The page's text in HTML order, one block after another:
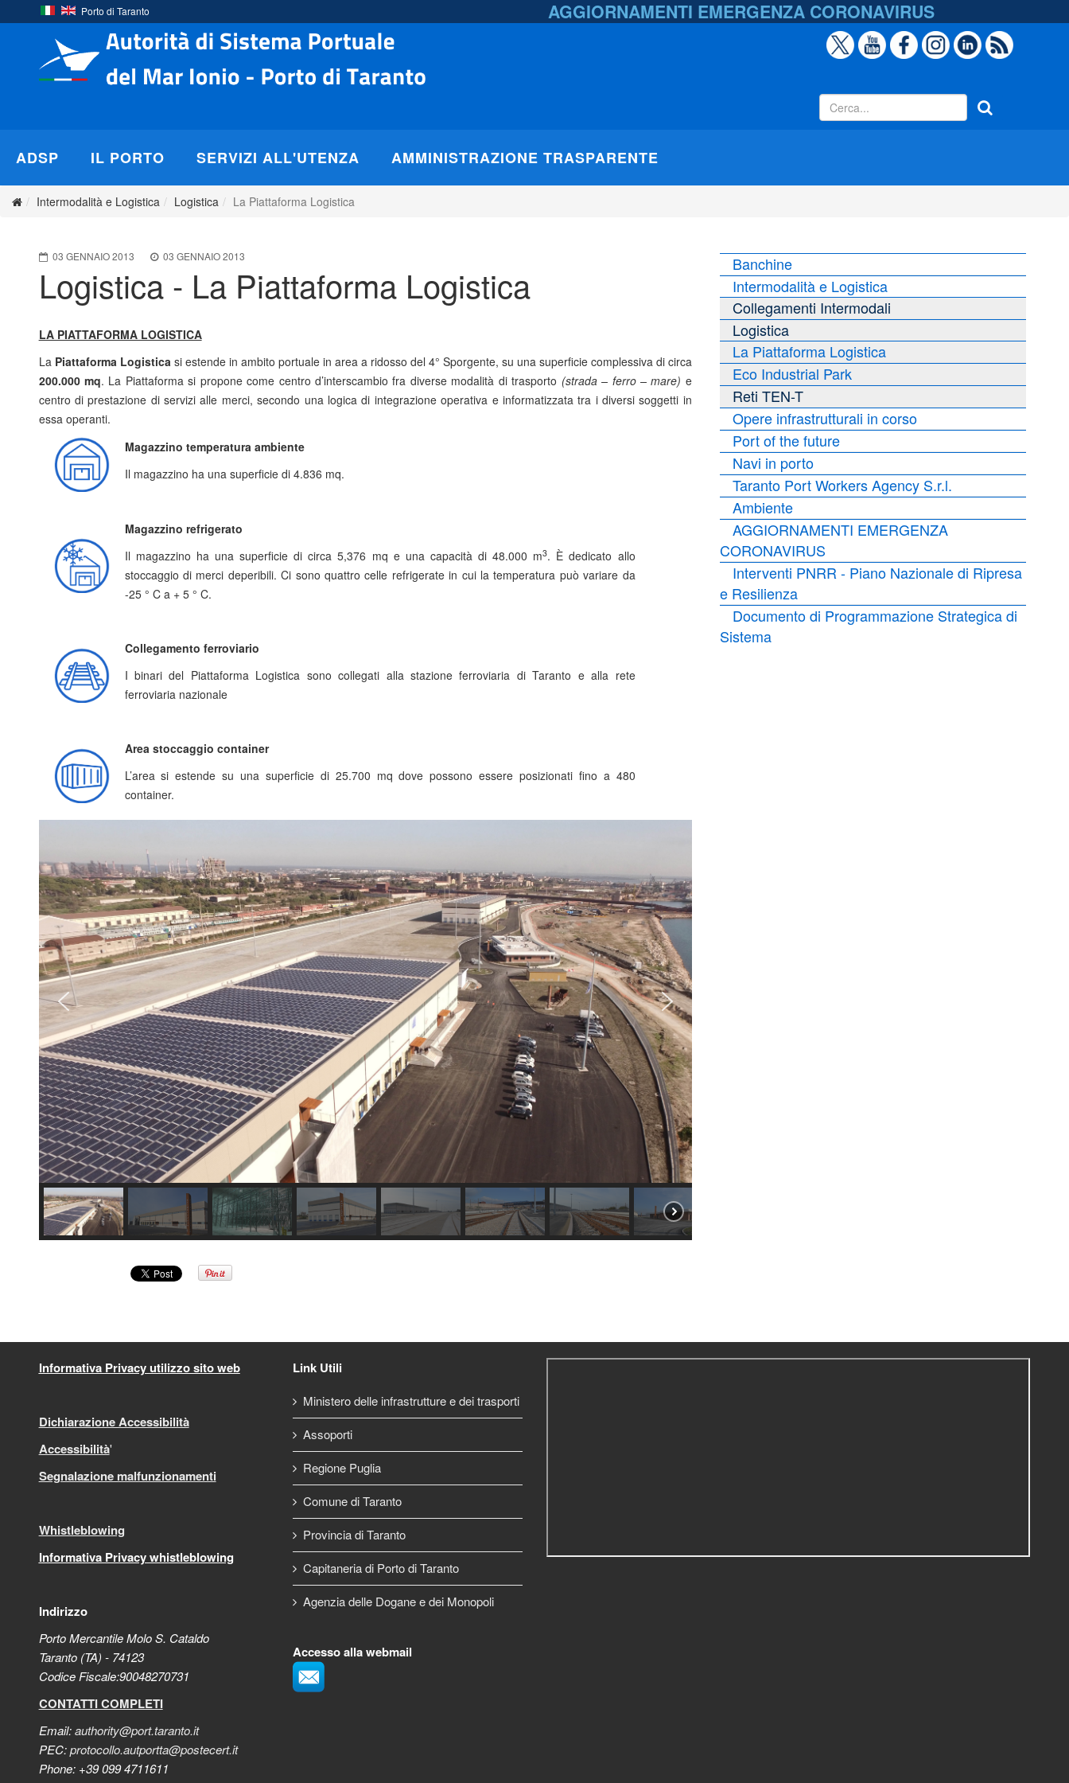
Porto di Taranto AGGIORNAMENTI EMERGENZA CORONAVIRUS
ADSP IL PORTO SERVIZI ALL'UTENZA AMMINISTRAZIONE TRASPARENTE
Intermodalità e Logistica Logistica La Piattaforma Logistica
03 GENNAIO 2013 03 GENNAIO 2013
Logistica - La Piattaforma Logistica
LA PIATTAFORMA LOGISTICA
La Piattaforma Logisticasi estende in ambito portuale in area a ridosso del 4° Sporgente, su una superficie complessiva di circa
200.000 mq. La Piattaforma si propone come centro d’interscambio fra diverse modalità di trasporto (strada – ferro – mare) e
centro di prestazione di servizi alle merci, secondo una logica di integrazione operativa e informatizzata tra i diversi soggetti in
essa operanti.
Magazzino temperatura ambiente
Il magazzino ha una superficie di 4.836 mq.
Magazzino refrigerato
Il magazzino ha una superficie di circa 5,376 mq e una capacità di 48.000 m3. È dedicato allo
stoccaggio di merci deperibili. Ci sono quattro celle refrigerate in cui la temperatura può variare da
-25 ° C a + 5 ° C.
Collegamento ferroviario
I binari del Piattaforma Logistica sono collegati alla stazione ferroviaria di Taranto e alla rete
ferroviaria nazionale
Area stoccaggio container
L’area si estende su una superficie di 25.700 mq dove possono essere posizionati fino a 480
container.
Banchine
Intermodalità e Logistica
Collegamenti Intermodali
Logistica
La Piattaforma Logistica
Eco Industrial Park
Reti TEN-T
Opere infrastrutturali in corso
Port of the future
Navi in porto
Taranto Port Workers Agency S.r.l.
Ambiente
AGGIORNAMENTI EMERGENZA
CORONAVIRUS
Interventi PNRR - Piano Nazionale di Ripresa
e Resilienza
Documento di Programmazione Strategica di
Sistema
Informativa Privacy utilizzo sito web
Dichiarazione Accessibilità
Accessibilità'
Segnalazione malfunzionamenti
Whistleblowing
Informativa Privacy whistleblowing
Indirizzo
Porto Mercantile Molo S. Cataldo
Taranto (TA) - 74123
Codice Fiscale:90048270731
CONTATTI COMPLETI
Email:authority@port.taranto.it
PEC:protocollo.autportta@postecert.it
Phone: +39 099 4711611
Link Utili
Ministero delle infrastrutture e dei trasporti
Assoporti
Regione Puglia
Comune di Taranto
Provincia di Taranto
Capitaneria di Porto di Taranto
Agenzia delle Dogane e dei Monopoli
Accesso alla webmail